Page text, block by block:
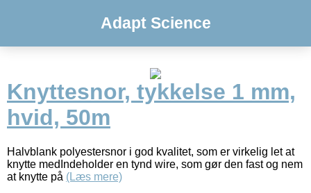
Adapt Science
Knyttesnor, tykkelse 1 mm,
hvid, 50m
Halvblank polyestersnor i god kvalitet, som er virkelig let at
knytte medIndeholder en tynd wire, som gør den fast og nem
at knytte på (Læs mere)